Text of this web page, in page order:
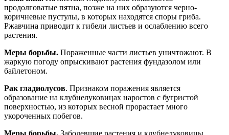
продолговатые пятна, позже на них образуются черно-
коричневые пустулы, в которых находятся споры гриба.
Ржавчина приводит к гибели листьев и ослаблению всего
растения.
Меры борьбы. Пораженные части листьев уничтожают. В
жаркую погоду опрыскивают растения фундазолом или
байлетоном.
Рак гладиолусов. Признаком поражения является
образование на клубнелуковицах наростов с бугристой
поверхностью, из которых весной прорастает много
укороченных побегов.